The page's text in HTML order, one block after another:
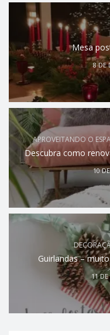
Mesa
8 DE
APROVEITANDO O
Descubra como
10
Guirlandas –
11